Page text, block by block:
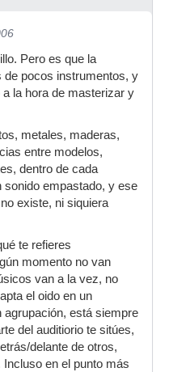
Pero es que la
de pocos instrumentos, y
la hora de masterizar y
metales, maderas,
entre modelos,
dentro de cada
sonido empastado, y ese
existe, ni siquiera
te refieres
momento no van
van a la vez, no
el oido en un
agrupación, está siempre
del auditiorio te sitúes,
delante de otros,
en el punto más